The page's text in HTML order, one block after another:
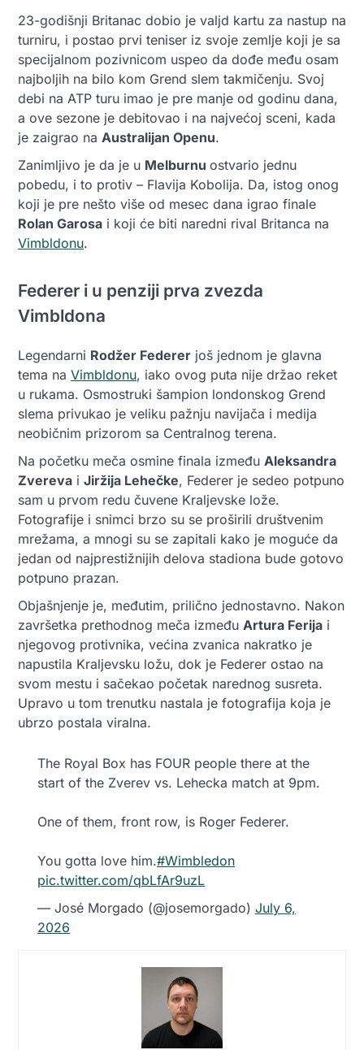
23-godišnji Britanac dobio je valjd kartu za nastup na
turniru, i postao prvi teniser iz svoje zemlje koji je sa
specijalnom pozivnicom uspeo da dođe među osam
najboljih na bilo kom Grend slem takmičenju. Svoj
debi na ATP turu imao je pre manje od godinu dana,
a ove sezone je debitovao i na najvećoj sceni, kada
je zaigrao na Australijan Openu.
Zanimljivo je da je u Melburnu ostvario jednu
pobedu, i to protiv – Flavija Kobolija. Da, istog onog
koji je pre nešto više od mesec dana igrao finale
Rolan Garosa i koji će biti naredni rival Britanca na
Vimbldonu.
Federer i u penziji prva zvezda
Vimbldona
Legendarni Rodžer Federer još jednom je glavnа
tema na Vimbldonu, iako ovog puta nije držao reket
u rukama. Osmostruki šampion londonskog Grend
slema privukao je veliku pažnju navijača i medija
neobičnim prizorom sa Centralnog terena.
Na početku meča osmine finala između Aleksandra
Zvereva i Jiržija Lehečke, Federer je sedeo potpuno
sam u prvom redu čuvene Kraljevske lože.
Fotografije i snimci brzo su se proširili društvenim
mrežama, a mnogi su se zapitali kako je moguće da
jedan od najprestižnijih delova stadiona bude gotovo
potpuno prazan.
Objašnjenje je, međutim, prilično jednostavno. Nakon
završetka prethodnog meča između Artura Ferija i
njegovog protivnika, većina zvanica nakratko je
napustila Kraljevsku ložu, dok je Federer ostao na
svom mestu i sačekao početak narednog susreta.
Upravo u tom trenutku nastala je fotografija koja je
ubrzo postala viralna.
The Royal Box has FOUR people there at the
start of the Zverev vs. Lehecka match at 9pm.
One of them, front row, is Roger Federer.
You gotta love him.#Wimbledon
pic.twitter.com/qbLfAr9uzL
— José Morgado (@josemorgado) July 6,
2026